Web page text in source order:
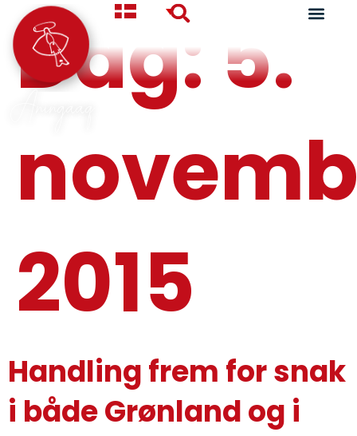
Dag: 5.
2015
Handling frem for snak
i både Grønland og i